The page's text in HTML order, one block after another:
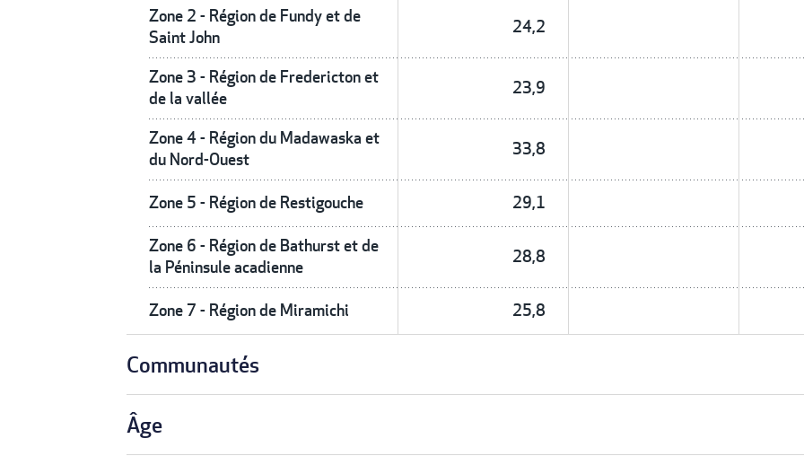
Zone 2 - Région de Fundy et de
Saint John
24,2
Zone 3 - Région de Fredericton et
de la vallée
23,9
Zone 4 - Région du Madawaska et
du Nord-Ouest
33,8
Zone 5 - Région de Restigouche 29,1
Zone 6 - Région de Bathurst et de
la Péninsule acadienne
28,8
Zone 7 - Région de Miramichi 25,8
Communautés
Âge